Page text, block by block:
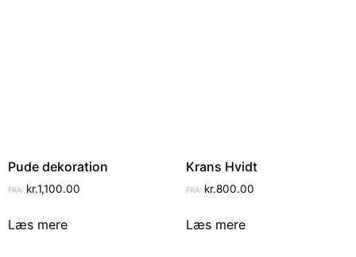
Pude dekoration
FRA: kr.1,100.00
Læs mere
Krans Hvidt
FRA: kr.800.00
Læs mere